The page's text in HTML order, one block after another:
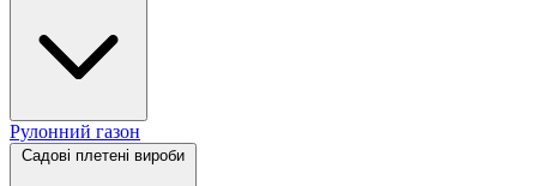
Рулонний газон
Садові плетені вироби